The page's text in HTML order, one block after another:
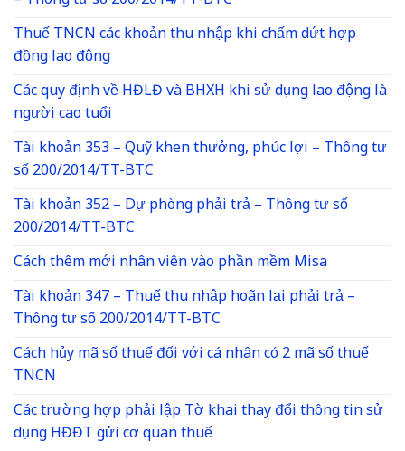
Thuế TNCN các khoản thu nhập khi chấm dứt hợp
đồng lao động
Các quy định về HĐLĐ và BHXH khi sử dụng lao động là
người cao tuổi
Tài khoản 353 – Quỹ khen thưởng, phúc lợi – Thông tư
số 200/2014/TT-BTC
Tài khoản 352 – Dự phòng phải trả – Thông tư số
200/2014/TT-BTC
Cách thêm mới nhân viên vào phần mềm Misa
Tài khoản 347 – Thuế thu nhập hoãn lại phải trả –
Thông tư số 200/2014/TT-BTC
Cách hủy mã số thuế đối với cá nhân có 2 mã số thuế
TNCN
Các trường hợp phải lập Tờ khai thay đổi thông tin sử
dụng HĐĐT gửi cơ quan thuế